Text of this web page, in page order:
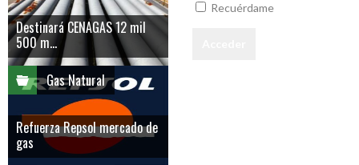
Recuérdame
Destinará CENAGAS 12 mil
500 m...
Gas Natural
Refuerza Repsol mercado de
gas